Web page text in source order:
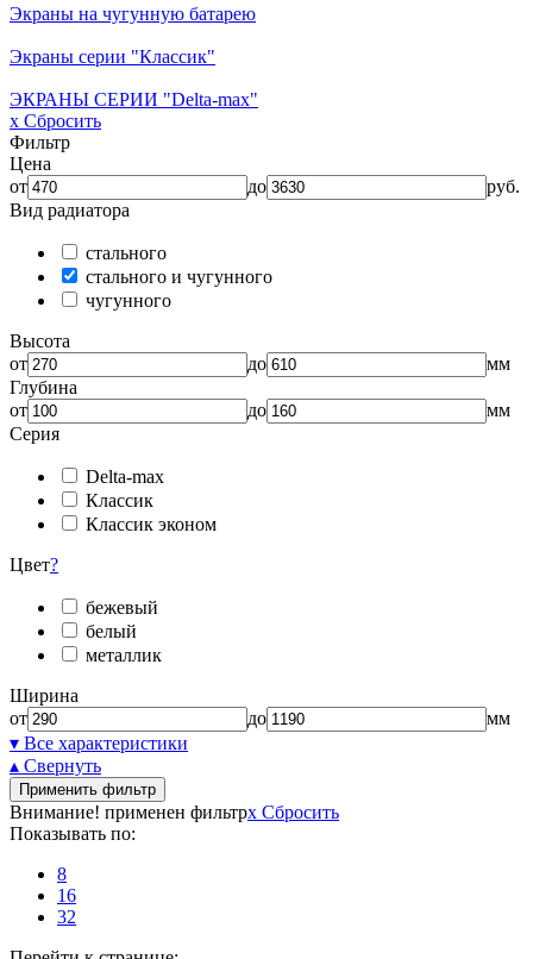
Экраны на чугунную батарею
Экраны серии "Классик"
ЭКРАНЫ СЕРИИ "Delta-max"
x Сбросить
Фильтр
Цена
от
до
руб.
Вид радиатора
стального
стального и чугунного
чугунного
Высота
от
до
мм
Глубина
от
до
мм
Серия
Delta-max
Классик
Классик эконом
Цвет?
бежевый
белый
металлик
Ширина
от
до
мм
▾ Все характеристики
▴ Свернуть
Применить фильтр
Внимание! применен фильтрx Сбросить
Показывать по:
8
16
32